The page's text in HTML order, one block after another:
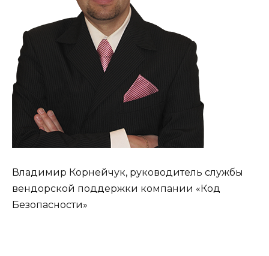
Владимир Корнейчук, руководитель службы
вендорской поддержки компании «Код
Безопасности»